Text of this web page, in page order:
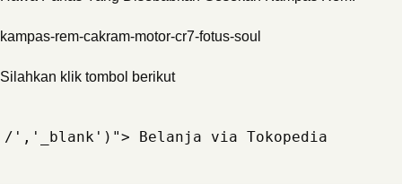
kampas-rem-cakram-motor-cr7-fotus-soul
Silahkan klik tombol berikut
/','_blank')"> Belanja via Tokopedia